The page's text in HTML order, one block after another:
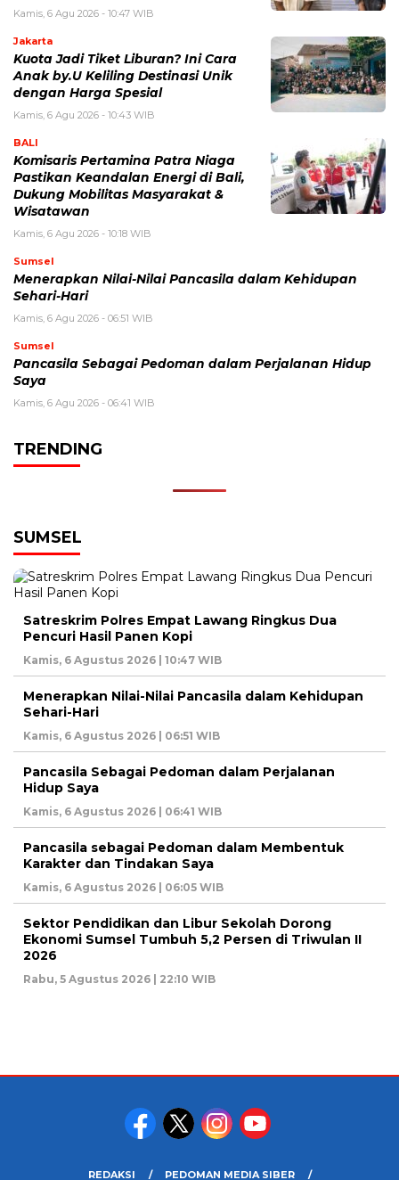
Kamis, 6 Agu 2026 - 10:47 WIB
Jakarta
Kuota Jadi Tiket Liburan? Ini Cara
Anak by.U Keliling Destinasi Unik
dengan Harga Spesial
Kamis, 6 Agu 2026 - 10:43 WIB
BALI
Komisaris Pertamina Patra Niaga
Pastikan Keandalan Energi di Bali,
Dukung Mobilitas Masyarakat &
Wisatawan
Kamis, 6 Agu 2026 - 10:18 WIB
Sumsel
Menerapkan Nilai-Nilai Pancasila dalam Kehidupan
Sehari-Hari
Kamis, 6 Agu 2026 - 06:51 WIB
Sumsel
Pancasila Sebagai Pedoman dalam Perjalanan Hidup
Saya
Kamis, 6 Agu 2026 - 06:41 WIB
TRENDING
SUMSEL
Satreskrim Polres Empat Lawang Ringkus Dua
Pencuri Hasil Panen Kopi
Kamis, 6 Agustus 2026 | 10:47 WIB
Menerapkan Nilai-Nilai Pancasila dalam Kehidupan
Sehari-Hari
Kamis, 6 Agustus 2026 | 06:51 WIB
Pancasila Sebagai Pedoman dalam Perjalanan
Hidup Saya
Kamis, 6 Agustus 2026 | 06:41 WIB
Pancasila sebagai Pedoman dalam Membentuk
Karakter dan Tindakan Saya
Kamis, 6 Agustus 2026 | 06:05 WIB
Sektor Pendidikan dan Libur Sekolah Dorong
Ekonomi Sumsel Tumbuh 5,2 Persen di Triwulan II
2026
Rabu, 5 Agustus 2026 | 22:10 WIB
REDAKSI PEDOMAN MEDIA SIBER